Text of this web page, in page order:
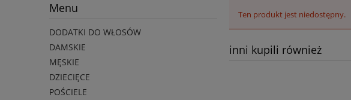
Menu
DODATKI DO WŁOSÓW
DAMSKIE
MĘSKIE
DZIECIĘCE
POŚCIELE
Ten produkt jest niedostępny.
inni kupili również